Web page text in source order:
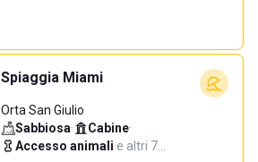
Spiaggia Miami
Orta San Giulio
Sabbiosa· Cabine·
Accesso animali·e altri 7…